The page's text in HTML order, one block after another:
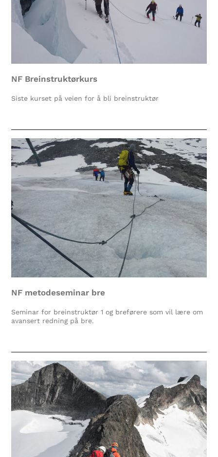
NF Breinstruktørkurs
Siste kurset på veien for å bli breinstruktør
NF metodeseminar bre
Seminar for breinstruktør 1 og breførere som vil lære om
avansert redning på bre.